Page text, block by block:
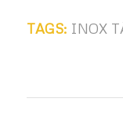
TAGS: INOX